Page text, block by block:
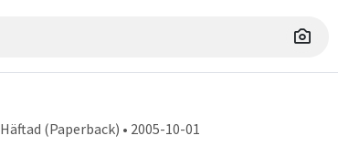
Häftad (Paperback) • 2005-10-01